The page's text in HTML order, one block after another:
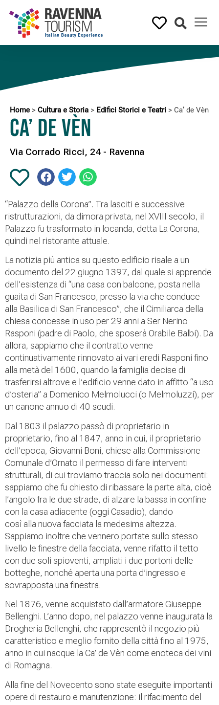
Home > Cultura e Storia > Edifici Storici e Teatri > Ca’ de Vèn
Ca’ de Vèn
Via Corrado Ricci, 24 - Ravenna
“Palazzo della Corona”. Tra lasciti e successive
ristrutturazioni, da dimora privata, nel XVIII secolo, il
Palazzo fu trasformato in locanda, detta La Corona,
quindi nel ristorante attuale.
La notizia più antica su questo edificio risale a un
documento del 22 giugno 1397, dal quale si apprende
dell’esistenza di “una casa con balcone, posta nella
guaita di San Francesco, presso la via che conduce
alla Basilica di San Francesco”, che il Cimiliarca della
chiesa concesse in uso per 29 anni a Ser Nerino
Rasponi (padre di Paolo, che sposerà Orabile Balbi). Da
allora, sappiamo che il contratto venne
continuativamente rinnovato ai vari eredi Rasponi fino
alla metà del 1600, quando la famiglia decise di
trasferirsi altrove e l’edificio venne dato in affitto “a uso
d’osteria” a Domenico Melmolucci (o Melmoluzzi), per
un canone annuo di 40 scudi.
Dal 1803 il palazzo passò di proprietario in
proprietario, fino al 1847, anno in cui, il proprietario
dell’epoca, Giovanni Boni, chiese alla Commissione
Comunale d’Ornato il permesso di fare interventi
strutturali, di cui troviamo traccia solo nei documenti:
sappiamo che fu chiesto di ribassare la parte alta, cioè
l’angolo fra le due strade, di alzare la bassa in confine
con la casa adiacente (oggi Casadio), dando
così alla nuova facciata la medesima altezza.
Sappiamo inoltre che vennero portate sullo stesso
livello le finestre della facciata, venne rifatto il tetto
con due soli spioventi, ampliati i due portoni delle
botteghe, nonché aperta una porta d’ingresso e
sovrapposta una finestra.
Nel 1876, venne acquistato dall’armatore Giuseppe
Bellenghi. L’anno dopo, nel palazzo venne inaugurata la
Drogheria Bellenghi, che rappresentò il negozio più
caratteristico e meglio fornito della città fino al 1975,
anno in cui nacque la Ca’ de Vèn come enoteca dei vini
di Romagna.
Alla fine del Novecento sono state eseguite importanti
opere di restauro e manutenzione: il rifacimento del